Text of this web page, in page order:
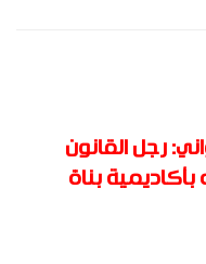
رجل القانون
بأكاديمية بناة